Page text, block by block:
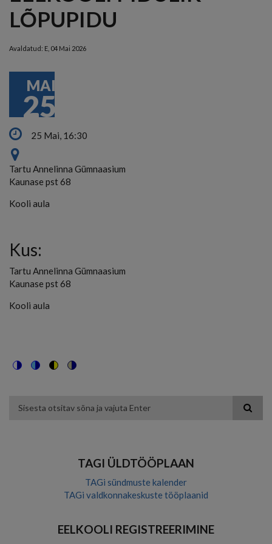
LÕPUPIDU
Avaldatud: E, 04 Mai 2026
MAI
25
25 Mai, 16:30
Tartu Annelinna Gümnaasium
Kaunase pst 68
Kooli aula
Kus:
Tartu Annelinna Gümnaasium
Kaunase pst 68
Kooli aula
color
high
soft
theme
TAGI ÜLDTÖÖPLAAN
TAGi sündmuste kalender
TAGi valdkonnakeskuste tööplaanid
EELKOOLI REGISTREERIMINE